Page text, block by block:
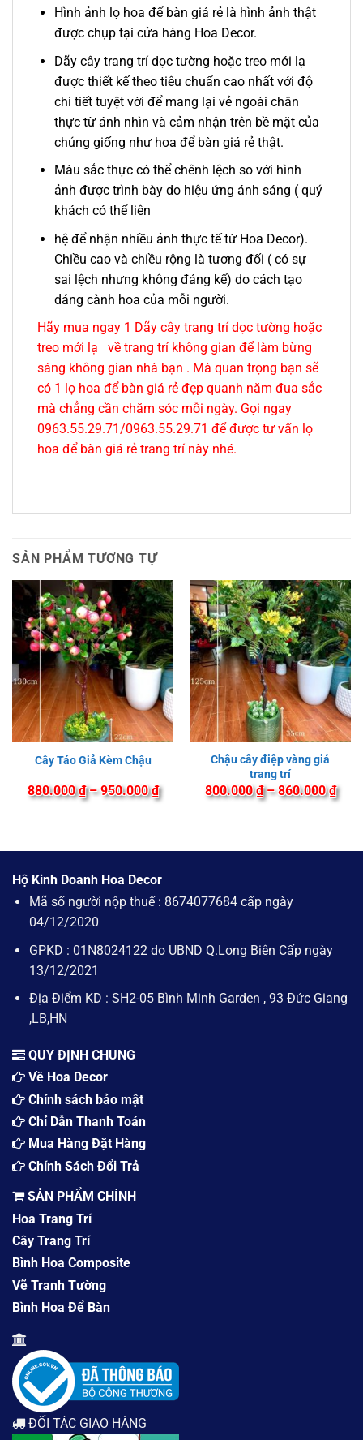
Hình ảnh lọ hoa để bàn giá rẻ là hình ảnh thật
được chụp tại cửa hàng Hoa Decor.
Dãy cây trang trí dọc tường hoặc treo mới lạ
được thiết kế theo tiêu chuẩn cao nhất với độ
chi tiết tuyệt vời để mang lại vẻ ngoài chân
thực từ ánh nhìn và cảm nhận trên bề mặt của
chúng giống như hoa để bàn giá rẻ thật.
Màu sắc thực có thể chênh lệch so với hình
ảnh được trình bày do hiệu ứng ánh sáng ( quý
khách có thể liên
hệ để nhận nhiều ảnh thực tế từ Hoa Decor).
Chiều cao và chiều rộng là tương đối ( có sự
sai lệch nhưng không đáng kể) do cách tạo
dáng cành hoa của mỗi người.
Hãy mua ngay 1 Dãy cây trang trí dọc tường hoặc
treo mới lạ về trang trí không gian để làm bừng
sáng không gian nhà bạn . Mà quan trọng bạn sẽ
có 1 lọ hoa để bàn giá rẻ đẹp quanh năm đua sắc
mà chẳng cần chăm sóc mỗi ngày. Gọi ngay
0963.55.29.71/0963.55.29.71 để được tư vấn lọ
hoa để bàn giá rẻ trang trí này nhé.
SẢN PHẨM TƯƠNG TỰ
Cây Táo Giả Kèm Chậu
880.000₫ – 950.000₫Khoảng
giá:
950.000 ₫
Chậu cây điệp vàng giả
trang trí
800.000₫ – 860.000₫
giá:
Hộ Kinh Doanh Hoa Decor
Mã số người nộp thuế : 8674077684 cấp ngày
04/12/2020
GPKD : 01N8024122 do UBND Q.Long Biên Cấp ngày
13/12/2021
Địa Điểm KD : SH2-05 Bình Minh Garden , 93 Đức Giang
,LB,HN
QUY ĐỊNH CHUNG
Về Hoa Decor
Chính sách bảo mật
Chỉ Dẫn Thanh Toán
Mua Hàng Đặt Hàng
Chính Sách Đổi Trả
SẢN PHẨM CHÍNH
Hoa Trang Trí
Cây Trang Trí
Bình Hoa Composite
Vẽ Tranh Tường
Bình Hoa Để Bàn
ĐỐI TÁC GIAO HÀNG